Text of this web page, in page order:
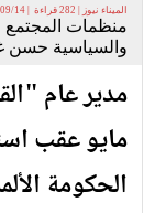
الميناء نيوز | 282 قراءة | 2025/09/14 19:02 PM
منظمات المجتمع
والسياسية حسن
مايو عقب
الحكومة